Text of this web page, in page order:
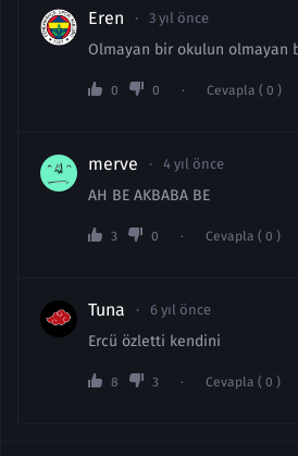
Eren 3 yıl önce
Olmayan bir okulun olmayan
0 0 Cevapla ( 0 )
merve 4 yıl önce
AH BE AKBABA BE
3 0 Cevapla ( 0 )
Tuna 6 yıl önce
Ercü özletti kendini
8 3 Cevapla ( 0 )